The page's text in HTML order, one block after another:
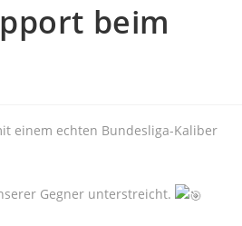
beim
einem echten Bundesliga-Kaliber
Gegner unterstreicht.